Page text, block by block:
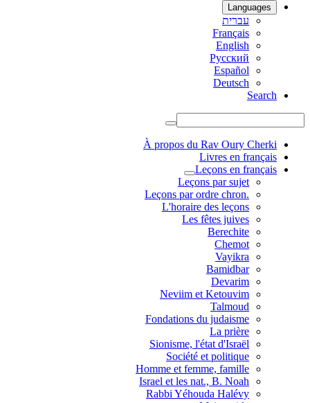
Languages
עברית
Français
English
Русский
Español
Deutsch
Search
À propos du Rav Oury Cherki
Livres en français
Leçons en français
Leçons par sujet
.Leçons par ordre chron
L'horaire des leçons
Les fêtes juives
Berechite
Chemot
Vayikra
Bamidbar
Devarim
Neviim et Ketouvim
Talmoud
Fondations du judaisme
La prière
Sionisme, l'état d'Israël
Société et politique
Homme et femme, famille
Israel et les nat., B. Noah
Rabbi Yéhouda Halévy